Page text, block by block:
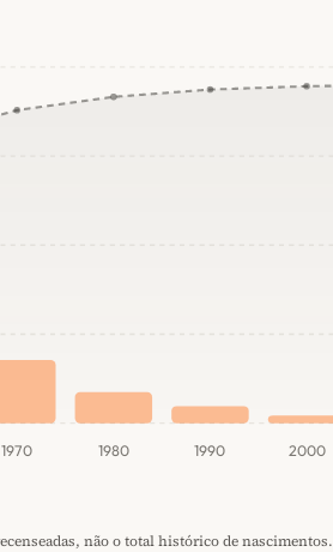
1970 1980 1990 2000
não o total histórico de nascimentos.